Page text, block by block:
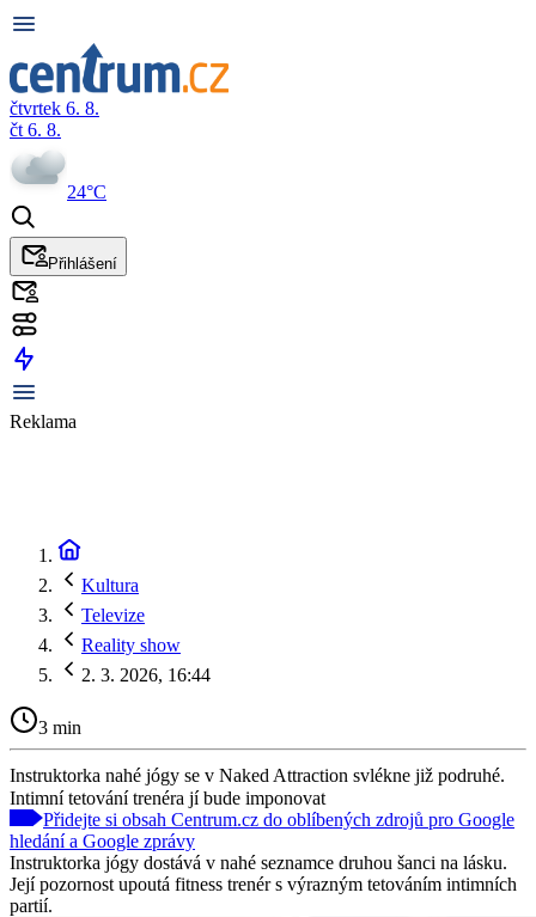
čtvrtek 6. 8.
čt 6. 8.
24°C
Přihlášení
Reklama
Kultura
Televize
Reality show
2. 3. 2026, 16:44
3 min
Instruktorka nahé jógy se v Naked Attraction svlékne již podruhé.
Intimní tetování trenéra jí bude imponovat
Přidejte si obsah Centrum.cz do oblíbených zdrojů pro Google
hledání a Google zprávy
Instruktorka jógy dostává v nahé seznamce druhou šanci na lásku.
Její pozornost upoutá fitness trenér s výrazným tetováním intimních
partií.